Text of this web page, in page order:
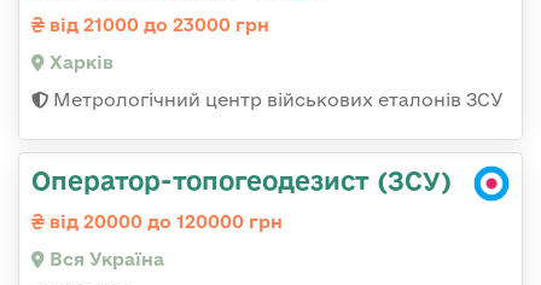
від 21000 до 23000 грн
Харків
Метрологічний центр військових еталонів ЗСУ
Оператор-топогеодезист (ЗСУ)
від 20000 до 120000 грн
Вся Україна